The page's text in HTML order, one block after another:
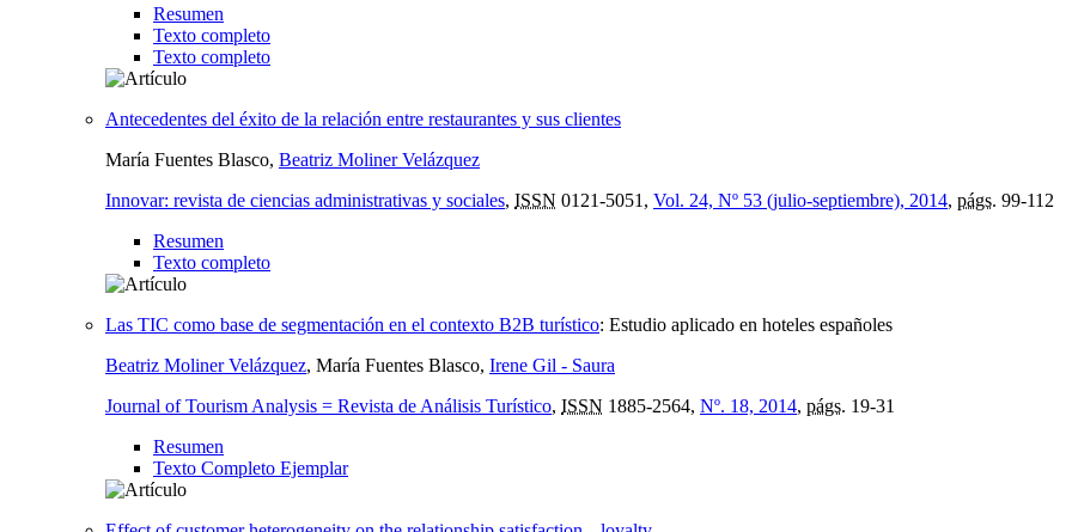
Resumen
Texto completo
Texto completo
Antecedentes del éxito de la relación entre restaurantes y sus clientes
María Fuentes Blasco, Beatriz Moliner Velázquez
Innovar: revista de ciencias administrativas y sociales, ISSN 0121-5051, Vol. 24, Nº 53 (julio-septiembre), 2014, págs. 99-112
Resumen
Texto completo
Las TIC como base de segmentación en el contexto B2B turístico: Estudio aplicado en hoteles españoles
Beatriz Moliner Velázquez, María Fuentes Blasco, Irene Gil - Saura
Journal of Tourism Analysis = Revista de Análisis Turístico, ISSN 1885-2564, Nº. 18, 2014, págs. 19-31
Resumen
Texto Completo Ejemplar